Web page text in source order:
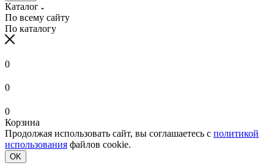
Каталог
По всему сайту
По каталогу
0
0
0
Корзина
Продолжая использовать сайт, вы соглашаетесь с политикой
использования файлов cookie.
OK